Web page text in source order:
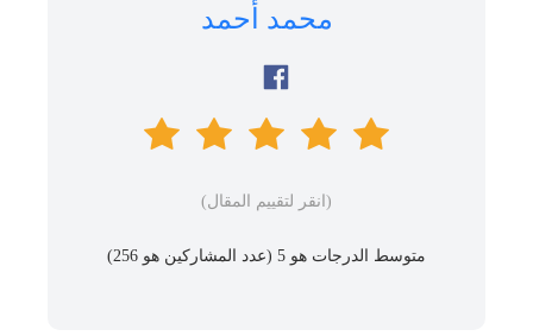
محمد أحمد
(انقر لتقييم المقال)
متوسط ​​الدرجات هو 5 (عدد المشاركين هو 256
)